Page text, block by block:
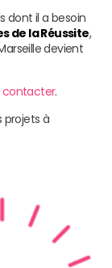
dont il a besoin
de la Réussite,
devient
contacter.
projets à